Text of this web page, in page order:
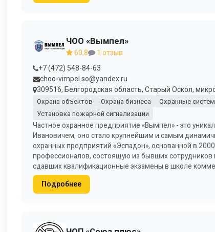
ЧОО «Вымпел»
60,8
1 отзыв
+7 (472) 548-84-63
choo-vimpel.so@yandex.ru
309516, Белгородская область, Старый Оскол,
Охрана объектов Охрана бизнеса Охранные
Установка пожарной сигнализации
Частное охранное предприятие «Вымпел» - это
Ивановичем, оно стало крупнейшим и самым
охранных предприятий «Эспадон», основанной в
профессионалов, состоящую из бывших
сдавших квалификационные экзамены в школе
Подробнее